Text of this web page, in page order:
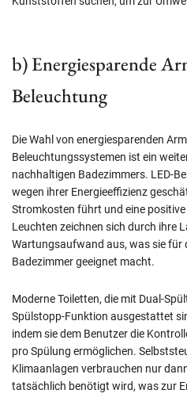
b) Energiesparende
Beleuchtung
Die Wahl von energiesparenden
Beleuchtungssystemen ist ein
nachhaltigen Badezimmers. LED-
wegen ihrer Energieeffizienz
Stromkosten führt und eine
Leuchten zeichnen sich durch ihre
Wartungsaufwand aus, was sie für
Badezimmer geeignet macht.
Moderne Toiletten, die mit Dual-
Spülstopp-Funktion ausgestattet
indem sie dem Benutzer die
pro Spülung ermöglichen.
Klimaanlagen verbrauchen nur
tatsächlich benötigt wird, was zur